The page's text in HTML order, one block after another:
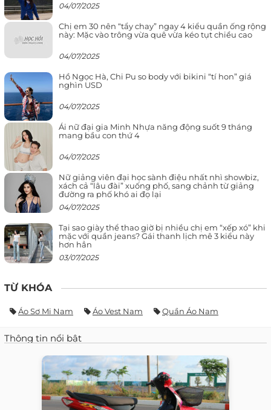
04/07/2025
Chị em 30 nên “tẩy chay” ngay 4 kiểu quần ống rộng
này: Mặc vào trông vừa quê vừa kéo tụt chiều cao
04/07/2025
Hồ Ngọc Hà, Chi Pu so body với bikini “tí hon” giá
nghìn USD
04/07/2025
Ái nữ đại gia Minh Nhựa năng động suốt 9 tháng
mang bầu con thứ 4
04/07/2025
Nữ giảng viên đại học sành điệu nhất nhì showbiz,
xách cả “lâu đài” xuống phố, sang chảnh từ giảng
đường ra phố khó ai đọ lại
04/07/2025
Tại sao giày thể thao giờ bị nhiều chị em “xếp xó” khi
mặc với quần jeans? Gái thanh lịch mê 3 kiểu này
hơn hẳn
03/07/2025
TỪ KHÓA
Áo Sơ Mi Nam Áo Vest Nam Quần Áo Nam
Thông tin nổi bật